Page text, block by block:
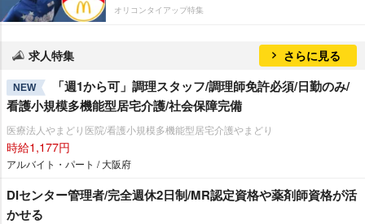
オリコンタイアップ特集
求人特集 さらに見る
NEW
「週1から可」調理スタッフ/調理師免許必須/日勤のみ/
看護小規模多機能型居宅介護/社会保障完備
医療法人やまどり医院/看護小規模多機能型居宅介護やまどり
時給1,177円
アルバイト・パート / 大阪府
DIセンター管理者/完全週休2日制/MR認定資格や薬剤師資格が活
かせる